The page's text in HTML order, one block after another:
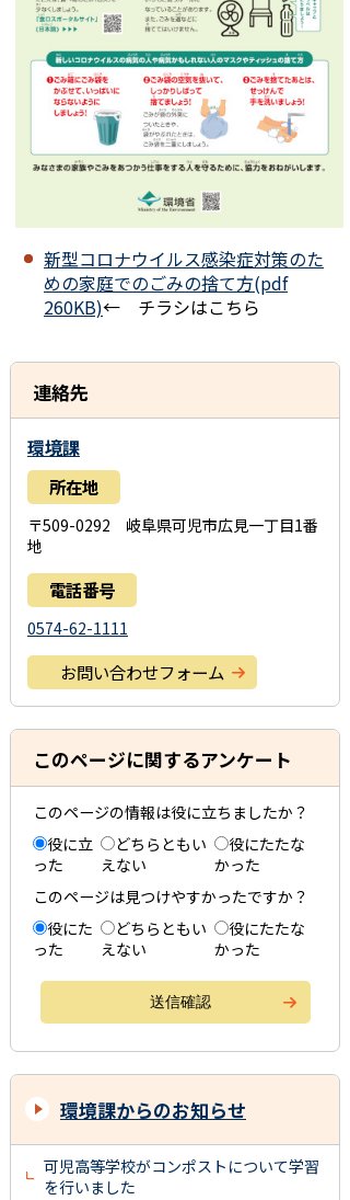
新型コロナウイルス感染症対策のた
めの家庭でのごみの捨て方(pdf
260KB)← チラシはこちら
連絡先
環境課
所在地
〒509-0292 岐阜県可児市広見一丁目1番
地
電話番号
0574-62-1111
お問い合わせフォーム
このページに関するアンケート
このページの情報は役に立ちましたか？
役に立
った
どちらともい
えない
役にたたな
かった
このページは見つけやすかったですか？
役にた
った
どちらともい
えない
役にたたな
かった
環境課からのお知らせ
可児高等学校がコンポストについて学習
を行いました